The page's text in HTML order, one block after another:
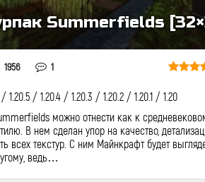
Summerfields
1956 1
/1.20.5 /1.20.4 /1.20.3 /1.20.2 /1.20.1 /1.20
можно отнести как к
В нем сделан упор на качество,
всех текстур. С ним Майнкрафт будет
ведь…